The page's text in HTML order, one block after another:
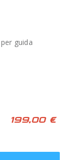
guida
199,00 €